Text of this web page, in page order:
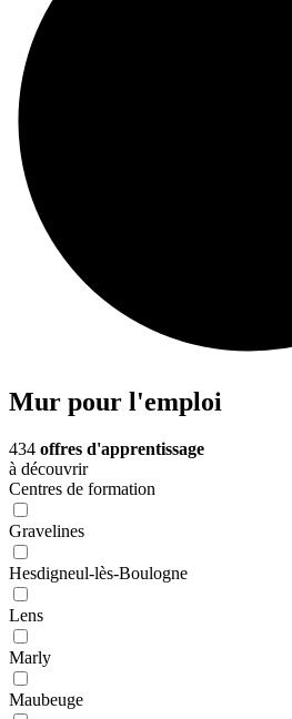
Mur pour l'emploi
434 offres d'apprentissage
à découvrir
Centres de formation
Gravelines
Hesdigneul-lès-Boulogne
Lens
Marly
Maubeuge